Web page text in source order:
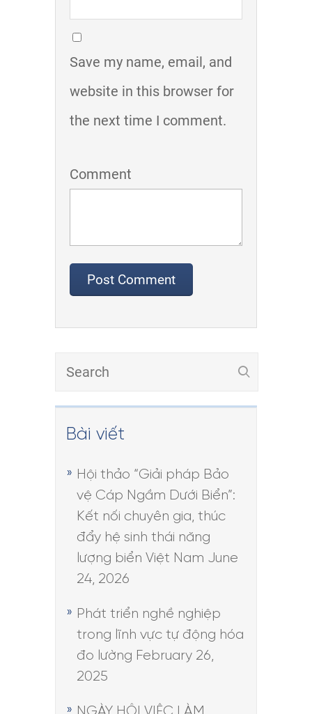
Bài viết
Hội thảo “Giải pháp Bảo
vệ Cáp Ngầm Dưới Biển”:
Kết nối chuyên gia, thúc
đẩy hệ sinh thái năng
lượng biển Việt Nam June
24, 2026
Phát triển nghề nghiệp
trong lĩnh vực tự động hóa
đo lường February 26,
2025
Save my name, email, and
website in this browser for
the next time I comment.
Comment